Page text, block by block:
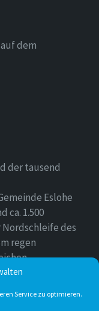
Service zu optimieren.
dem
der tausend
Eslohe
ca. 1.500
Nordschleife des
regen
sein